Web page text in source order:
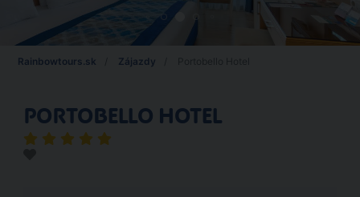
Rainbowtours.sk Zájazdy
PORTOBELLO HOTEL